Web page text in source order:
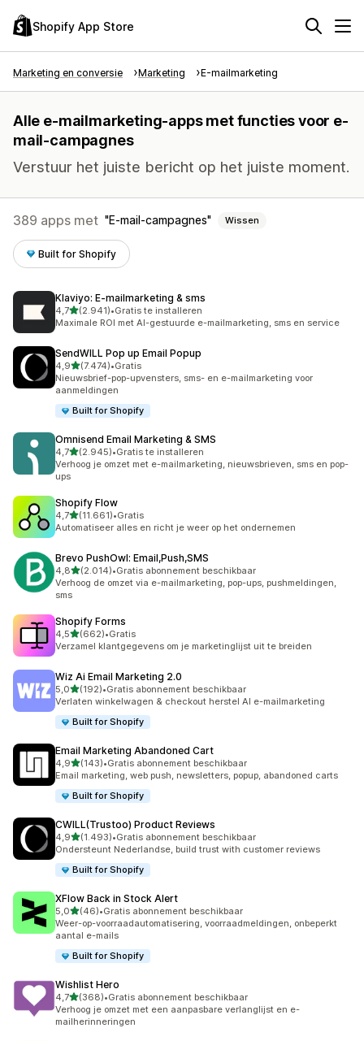
Shopify App Store
Marketing en conversie Marketing E-mailmarketing
Alle e-mailmarketing-apps met functies voor e-
mail-campagnes
Verstuur het juiste bericht op het juiste moment.
389 apps met E-mail-campagnes Wissen
Built for Shopify
Klaviyo: E‑mailmarketing & sms
4,7van 5 sterren
(2.941)
2941 recensies in totaal
•Gratis te installeren
Maximale ROI met AI-gestuurde e-mailmarketing, sms en service
SendWILL Pop up Email Popup
4,9van 5 sterren
(7.474)
7474 recensies in totaal
•Gratis
Nieuwsbrief-pop-upvensters, sms- en e-mailmarketing voor
aanmeldingen
Built for Shopify
Omnisend Email Marketing & SMS
4,7van 5 sterren
(2.945)
2945 recensies in totaal
•Gratis te installeren
Verhoog je omzet met e-mailmarketing, nieuwsbrieven, sms en pop-
ups
Shopify Flow
4,7van 5 sterren
(11.661)
11661 recensies in totaal
•Gratis
Automatiseer alles en richt je weer op het ondernemen
Brevo PushOwl: Email,Push,SMS
4,8van 5 sterren
(2.014)
2014 recensies in totaal
•Gratis abonnement beschikbaar
Verhoog de omzet via e-mailmarketing, pop-ups, pushmeldingen,
sms
Shopify Forms
4,5van 5 sterren
(662)
662 recensies in totaal
•Gratis
Verzamel klantgegevens om je marketinglijst uit te breiden
Wiz Ai Email Marketing 2.0
5,0van 5 sterren
(192)
192 recensies in totaal
•Gratis abonnement beschikbaar
Verlaten winkelwagen & checkout herstel AI e-mailmarketing
Built for Shopify
Email Marketing Abandoned Cart
4,9van 5 sterren
(143)
143 recensies in totaal
•Gratis abonnement beschikbaar
Email marketing, web push, newsletters, popup, abandoned carts
Built for Shopify
CWILL(Trustoo) Product Reviews
4,9van 5 sterren
(1.493)
1493 recensies in totaal
•Gratis abonnement beschikbaar
Ondersteunt Nederlandse, build trust with customer reviews
Built for Shopify
XFlow Back in Stock Alert
5,0van 5 sterren
(46)
46 recensies in totaal
•Gratis abonnement beschikbaar
Weer-op-voorraadautomatisering, voorraadmeldingen, onbeperkt
aantal e-mails
Built for Shopify
Wishlist Hero
4,7van 5 sterren
(368)
368 recensies in totaal
•Gratis abonnement beschikbaar
Verhoog je omzet met een aanpasbare verlanglijst en e-
mailherinneringen